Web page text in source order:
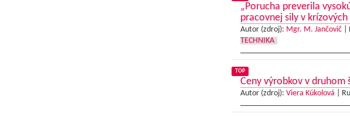
„Porucha preverila
pracovnej sily v krízových
Autor (zdroj): Mgr. M. Jančovič|
TECHNIKA
TOP
Ceny výrobkov v
Autor (zdroj): Viera Kúkolová